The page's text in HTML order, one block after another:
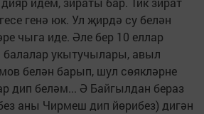
генә юк. Ул җирдә су белән
чыга иде. Әле бер 10 еллар
балалар укытучылары, авыл
белән барып, шул сөякләрне
дип беләм... Ә Байгылдан бераз
аны Чирмеш дип йөрибез) дигән